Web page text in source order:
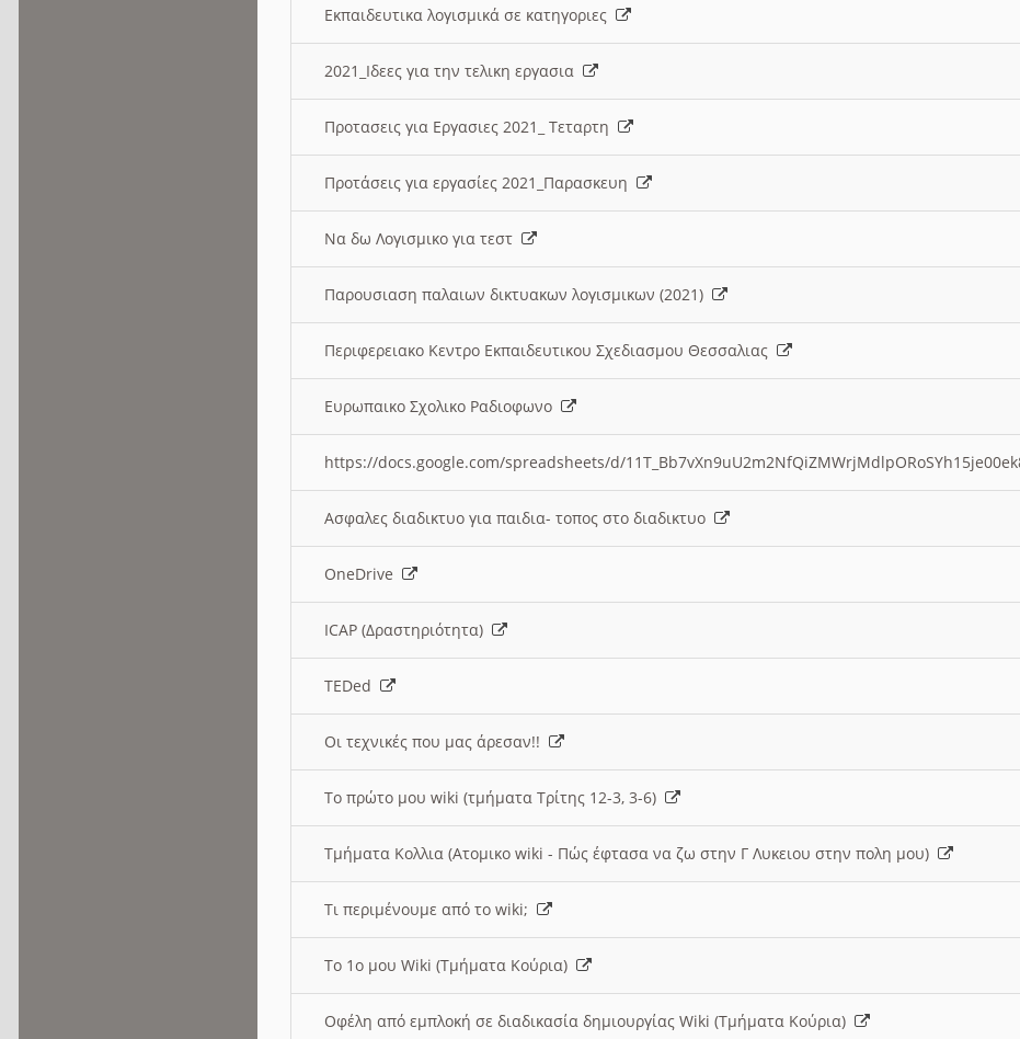
Εκπαιδευτικα λογισμικά σε κατηγοριες
2021_Ιδεες για την τελικη εργασια
Προτασεις για Εργασιες 2021_ Τεταρτη
Προτάσεις για εργασίες 2021_Παρασκευη
Να δω Λογισμικο για τεστ
Παρουσιαση παλαιων δικτυακων λογισμικων (2021)
Περιφερειακο Κεντρο Εκπαιδευτικου Σχεδιασμου Θεσσαλιας
Ευρωπαικο Σχολικο Ραδιοφωνο
https://docs.google.com/spreadsheets/d/
Ασφαλες διαδικτυο για παιδια- τοπος στο διαδικτυο
OneDrive
ICAP (Δραστηριότητα)
TEDed
Οι τεχνικές που μας άρεσαν!!
Το πρώτο μου wiki (τμήματα Τρίτης 12-3, 3-6)
Τμήματα Κολλια (Ατομικο wiki - Πώς έφτασα να ζω στην Γ Λυκειου στην πολη μου)
Τι περιμένουμε από το wiki;
Το 1ο μου Wiki (Τμήματα Κούρια)
Οφέλη από εμπλοκή σε διαδικασία δημιουργίας Wiki (Τμήματα Κούρια)